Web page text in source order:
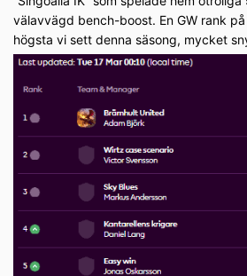
välavvägd bench-boost. En GW rank
högsta vi sett denna säsong, mycket